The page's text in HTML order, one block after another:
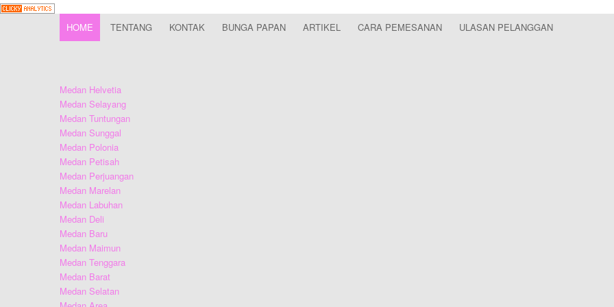
HOME TENTANG KONTAK BUNGA PAPAN ARTIKEL CARA PEMESANAN ULASAN PELANGGAN
Medan Helvetia
Medan Selayang
Medan Tuntungan
Medan Sunggal
Medan Polonia
Medan Petisah
Medan Perjuangan
Medan Marelan
Medan Labuhan
Medan Deli
Medan Baru
Medan Maimun
Medan Tenggara
Medan Barat
Medan Selatan